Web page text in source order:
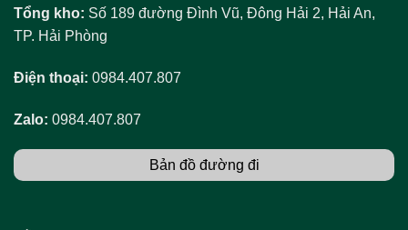
Tổng kho: Số 189 đường Đình Vũ, Đông Hải 2, Hải An,
TP. Hải Phòng
Điện thoại: 0984.407.807
Zalo: 0984.407.807
Bản đồ đường đi